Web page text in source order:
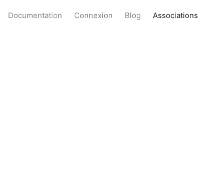
Documentation Connexion Blog Associations